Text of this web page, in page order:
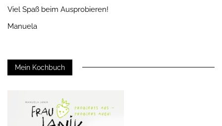
Viel Spaß beim Ausprobieren!
Manuela
Mein Kochbuch